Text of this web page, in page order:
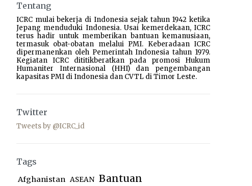
Tentang
ICRC mulai bekerja di Indonesia sejak tahun 1942 ketika
Jepang menduduki Indonesia. Usai kemerdekaan, ICRC
terus hadir untuk memberikan bantuan kemanusiaan,
termasuk obat-obatan melalui PMI. Keberadaan ICRC
dipermanenkan oleh Pemerintah Indonesia tahun 1979.
Kegiatan ICRC dititikberatkan pada promosi Hukum
Humaniter Internasional (HHI) dan pengembangan
kapasitas PMI di Indonesia dan CVTL di Timor Leste.
Twitter
Tweets by @ICRC_id
Tags
Afghanistan ASEAN Bantuan